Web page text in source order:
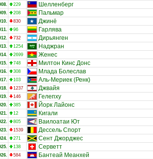
229 Шелленберг
208 Пальмар
830 Джинё
96 Гарлява
732 Дирьянген
1254 Наджран
2699 Женес
748 Милтон Кинс Донс
308 Млада Болеслав
103 Аль-Мериек (Ренк)
1237 Джвайя
146 Гелепху
385 Йорк Лайонс
12 Кигали
805 Ваилоатаи Ют
1539 Дессель Спорт
271 Сент Джорджес
138 Серветт
584 Бантеай Меанхей